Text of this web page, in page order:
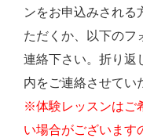
ンをお申込みされる
ただくか、以下のフ
連絡下さい。折り返
内をご連絡させてい
※体験レッスンはご
い場合がございます